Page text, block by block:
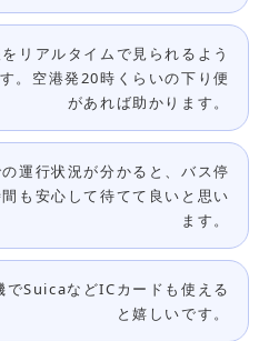
リアルタイムで見られるよう
。空港発20時くらいの下り便
があれば助かります。
運行状況が分かると、バス停
も安心して待てて良いと思い
ます。
でSuicaなどICカードも使える
と嬉しいです。